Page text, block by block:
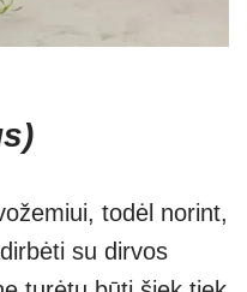
todėl norint,
su dirvos